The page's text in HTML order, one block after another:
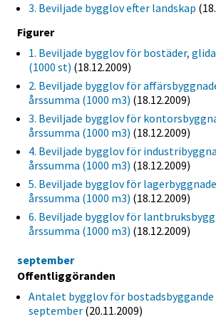
3. Beviljade bygglov efter landskap
Figurer
1. Beviljade bygglov för bostäder,
(1000 st) (18.12.2009)
2. Beviljade bygglov för
årssumma (1000 m3) (18.12.2009)
3. Beviljade bygglov för
årssumma (1000 m3) (18.12.2009)
4. Beviljade bygglov för
årssumma (1000 m3) (18.12.2009)
5. Beviljade bygglov för
årssumma (1000 m3) (18.12.2009)
6. Beviljade bygglov för
årssumma (1000 m3) (18.12.2009)
september
Offentliggöranden
Antalet bygglov för bostadsbyggande
september (20.11.2009)